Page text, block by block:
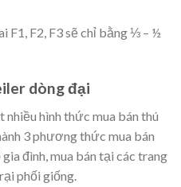
F1, F2, F3 sẽ chỉ bằng ⅓ – ½
dòng đại
hình thức mua bán thú
3 phương thức mua bán
đình, mua bán tại các trang
phối giống.